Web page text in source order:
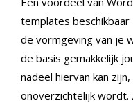
templates beschikbaar
de vormgeving van je
de basis gemakkelijk
nadeel hiervan kan
onoverzichtelijk wordt.